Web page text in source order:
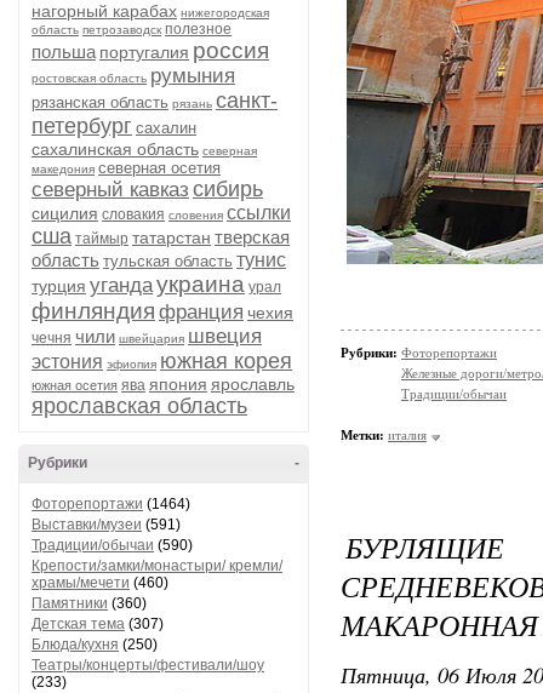
нагорный карабах нижегородская
область петрозаводск полезное
польша португалия россия
ростовская область румыния
рязанская область рязань санкт-
петербург сахалин
сахалинская область северная
македония северная осетия
северный кавказ сибирь
сицилия словакия словения ссылки
сша таймыр татарстан тверская
область тульская область тунис
турция угандаукраина урал
финляндия франция чехия
чечня чили швейцария швеция
эстония эфиопия южная корея
южная осетия ява япония ярославль
ярославская область
-
Рубрики
Фоторепортажи (1464)
Выставки/музеи (591)
Традиции/обычаи (590)
Крепости/замки/монастыри/ кремли/
храмы/мечети (460)
Памятники (360)
Детская тема (307)
Блюда/кухня (250)
Театры/концерты/фестивали/шоу
(233)
Рубрики: Фоторепортажи
Железные дороги/
Традиции/обычаи
Метки: италия
Пятница, 06 Июля